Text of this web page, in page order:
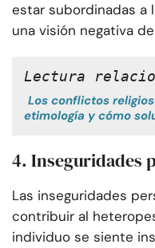
estar subordinadas a
una visión negativa
Lectura
Los conflictos
etimología y cómo
4. Inseguridades
Las inseguridades
contribuir al
individuo se siente